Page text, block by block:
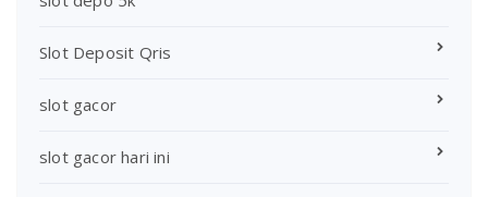
Slot Deposit Qris
slot gacor
slot gacor hari ini